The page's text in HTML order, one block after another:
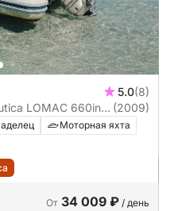
5.0(8)
LOMAC 660in
(2009)
Моторная яхта
От 34 009 ₽ / день